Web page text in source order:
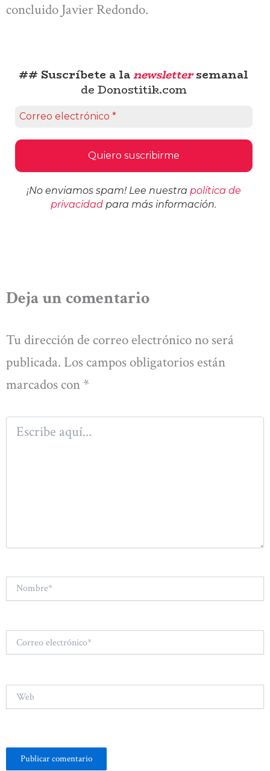
concluido Javier Redondo.
## Suscríbete a lanewslettersemanal
de Donostitik.com
¡No enviamos spam! Lee nuestra política de
privacidad para más información.
Deja un comentario
Tu dirección de correo electrónico no será
publicada. Los campos obligatorios están
marcados con *
aquí...
electrónico*